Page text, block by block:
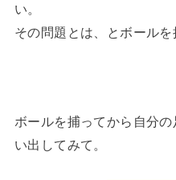
い。
その問題とは、とボールを
ボールを捕ってから自分
い出してみて。